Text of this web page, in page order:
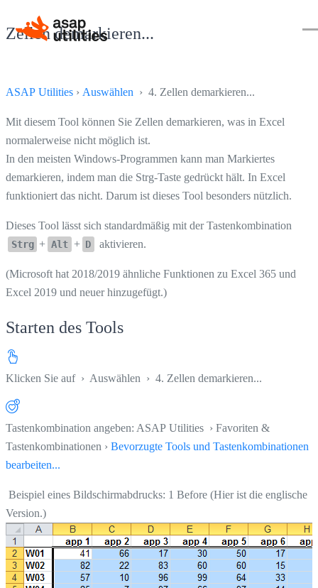
Zellen demarkieren...
ASAP Utilities › Auswählen › 4. Zellen demarkieren...
Mit diesem Tool können Sie Zellen demarkieren, was in Excel
normalerweise nicht möglich ist.
In den meisten Windows-Programmen kann man Markiertes
demarkieren, indem man die Strg-Taste gedrückt hält. In Excel
funktioniert das nicht. Darum ist dieses Tool besonders nützlich.
Dieses Tool lässt sich standardmäßig mit der Tastenkombination
Strg + Alt + D aktivieren.
(Microsoft hat 2018/2019 ähnliche Funktionen zu Excel 365 und
Excel 2019 und neuer hinzugefügt.)
Starten des Tools
Klicken Sie auf › Auswählen › 4. Zellen demarkieren...
Tastenkombination angeben: ASAP Utilities › Favoriten &
Tastenkombinationen › Bevorzugte Tools und Tastenkombinationen
bearbeiten...
Beispiel eines Bildschirmabdrucks: 1 Before (Hier ist die englische
Version.)